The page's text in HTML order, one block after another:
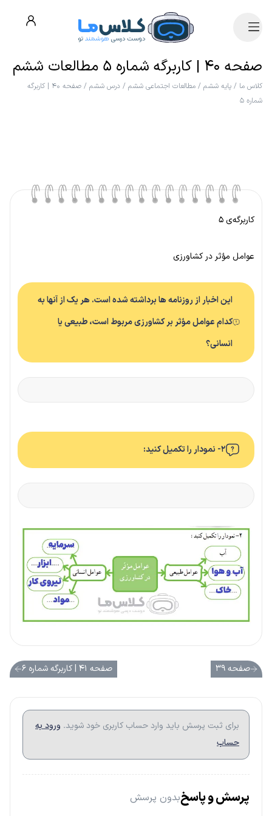
صفحه ۴۰ | کاربرگه شماره ۵ مطالعات ششم
کلاس ما / پایه ششم / مطالعات اجتماعی ششم / درس ششم /
صفحه ۴۰ | کاربرگه
شماره ۵
کاربرگه‌ی ۵
عوامل مؤثر در کشاورزی
این اخبار از روزنامه ها برداشته شده است. هر یک از آنها به
کدام عوامل مؤثر بر کشاورزی مربوط است، طبیعی یا
انسانی؟
۲- نمودار را تکمیل کنید:
صفحه ۳۹ صفحه ۴۱ | کاربرگه شماره ۶
برای ثبت پرسش باید وارد حساب کاربری خود شوید. ورود به
حساب
پرسش و پاسخبدون پرسش